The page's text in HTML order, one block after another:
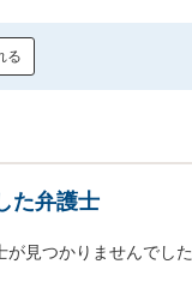
る
た弁護士
が見つかりませんでした